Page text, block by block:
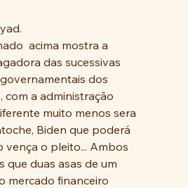
acima mostra a
das sucessivas
dos
com a administração
muito menos sera
Biden que poderá
vença o pleito... Ambos
que duas asas de um
mercado financeiro